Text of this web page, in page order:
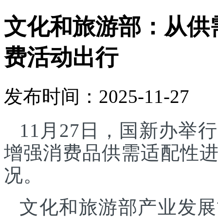
文化和旅游部：从
费活动出行
发布时间：2025-11-27
11月27日，国新办举
增强消费品供需适配性
况。
文化和旅游部产业发